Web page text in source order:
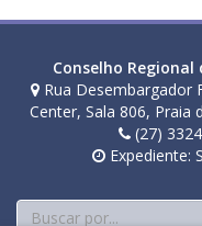
Conselho Regional
Rua Desembargador
Center, Sala 806, Praia
(27)
Expediente:
Buscar